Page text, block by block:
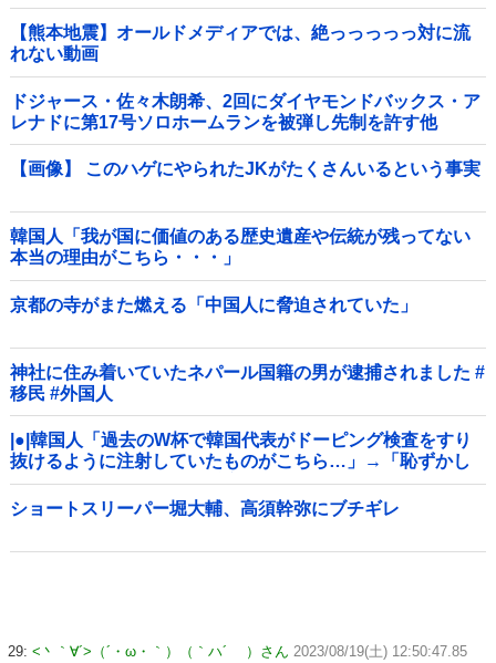
【熊本地震】オールドメディアでは、絶っっっっっ対に流
れない動画
ドジャース・佐々木朗希、2回にダイヤモンドバックス・ア
レナドに第17号ソロホームランを被弾し先制を許す他
【画像】 このハゲにやられたJKがたくさんいるという事実
韓国人「我が国に価値のある歴史遺産や伝統が残ってない
本当の理由がこちら・・・」
京都の寺がまた燃える「中国人に脅迫されていた」
神社に住み着いていたネパール国籍の男が逮捕されました #
移民 #外国人
|●|韓国人「過去のW杯で韓国代表がドーピング検査をすり
抜けるように注射していたものがこちら…」→「恥ずかし
い…（ﾌﾞﾙﾌﾞﾙ」＝韓国の反応
ショートスリーパー堀大輔、高須幹弥にブチギレ
29: <丶｀∀´>（´・ω・｀）（｀ハ´ ）さん 2023/08/19(土) 12:50:47.85